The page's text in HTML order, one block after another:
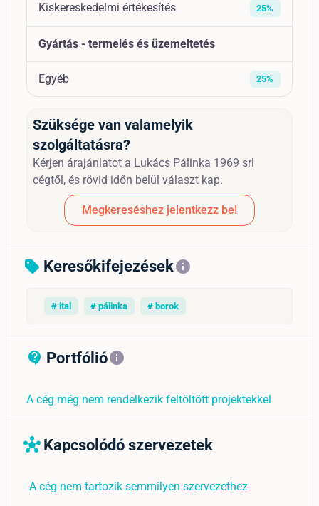
Kiskereskedelmi értékesítés 25%
Gyártás - termelés és üzemeltetés
Egyéb 25%
Szüksége van valamelyik
szolgáltatásra?
Kérjen árajánlatot a Lukács Pálinka 1969 srl
cégtől, és rövid időn belül választ kap.
Megkereséshez jelentkezz be!
sell Keresőkifejezésekinfo
# ital # pálinka # borok
contact_support_outline
Portfólióinfo
A cég még nem rendelkezik feltöltött projektekkel
hub Kapcsolódó szervezetek
A cég nem tartozik semmilyen szervezethez